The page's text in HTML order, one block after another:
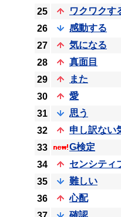
25
ワクワクす
26
感動する
27
気になる
28
真面目
29
また
30
愛
31
思う
32
申し訳ない
33
G検定
34
センシティ
35
難しい
36
心配
確認